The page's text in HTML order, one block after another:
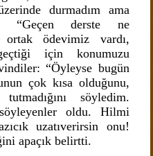
durmadım ama
“Geçen derste ne
ortak ödevimiz vardı,
için konumuzu
“Öyleyse bugün
çok kısa olduğunu,
söyledim.
oldu. Hilmi
uzatıverirsin onu!
apaçık belirtti.